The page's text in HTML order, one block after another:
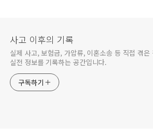
사고 이후의 기록
실제 사고, 보험금, 가압류, 이혼소송 등 직접 겪은
실전 정보를 기록하는 공간입니다.
구독하기